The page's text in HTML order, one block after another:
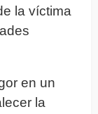
la víctima
en un
la